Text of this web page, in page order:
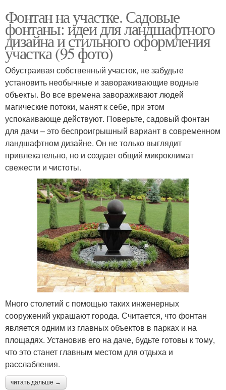
Фонтан на участке. Садовые
фонтаны: идеи для ландшафтного
дизайна и стильного оформления
участка (95 фото)
Обустраивая собственный участок, не забудьте
установить необычные и завораживающие водные
объекты. Во все времена завораживают людей
магические потоки, манят к себе, при этом
успокаивающе действуют. Поверьте, садовый фонтан
для дачи – это беспроигрышный вариант в современном
ландшафтном дизайне. Он не только выглядит
привлекательно, но и создает общий микроклимат
свежести и чистоты.
Много столетий с помощью таких инженерных
сооружений украшают города. Считается, что фонтан
является одним из главных объектов в парках и на
площадях. Установив его на даче, будьте готовы к тому,
что это станет главным местом для отдыха и
расслабления.
читать дальше →